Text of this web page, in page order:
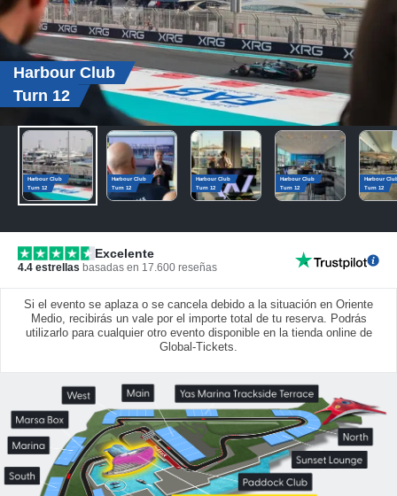
Harbour Club
Turn 12
Harbour Club
Turn 12
Harbour Club
Turn 12
Harbour Club
Turn 12
Harbour Club
Turn 12
Harbour
Turn 12
Excelente
4.4 estrellas basadas en 17.600 reseñas
Si el evento se aplaza o se cancela debido a la situación en Oriente
Medio, recibirás un vale por el importe total de tu reserva. Podrás
utilizarlo para cualquier otro evento disponible en la tienda online de
Global-Tickets.